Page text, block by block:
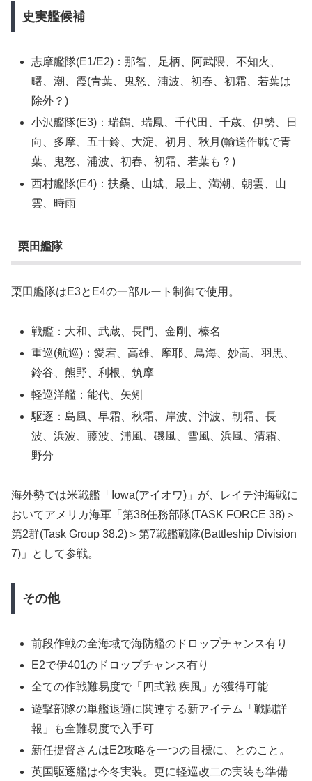
史実艦候補
志摩艦隊(E1/E2)：那智、足柄、阿武隈、不知火、
曙、潮、霞(青葉、鬼怒、浦波、初春、初霜、若葉は
除外？)
小沢艦隊(E3)：瑞鶴、瑞鳳、千代田、千歳、伊勢、日
向、多摩、五十鈴、大淀、初月、秋月(輸送作戦で青
葉、鬼怒、浦波、初春、初霜、若葉も？)
西村艦隊(E4)：扶桑、山城、最上、満潮、朝雲、山
雲、時雨
栗田艦隊
栗田艦隊はE3とE4の一部ルート制御で使用。
戦艦：大和、武蔵、長門、金剛、榛名
重巡(航巡)：愛宕、高雄、摩耶、鳥海、妙高、羽黒、
鈴谷、熊野、利根、筑摩
軽巡洋艦：能代、矢矧
駆逐：島風、早霜、秋霜、岸波、沖波、朝霜、長
波、浜波、藤波、浦風、磯風、雪風、浜風、清霜、
野分
海外勢では米戦艦「Iowa(アイオワ)」が、レイテ沖海戦に
おいてアメリカ海軍「第38任務部隊(TASK FORCE 38)＞
第2群(Task Group 38.2)＞第7戦艦戦隊(Battleship Division
7)」として参戦。
その他
前段作戦の全海域で海防艦のドロップチャンス有り
E2で伊401のドロップチャンス有り
全ての作戦難易度で「四式戦 疾風」が獲得可能
遊撃部隊の単艦退避に関連する新アイテム「戦闘詳
報」も全難易度で入手可
新任提督さんはE2攻略を一つの目標に、とのこと。
英国駆逐艦は今冬実装。更に軽巡改二の実装も準備